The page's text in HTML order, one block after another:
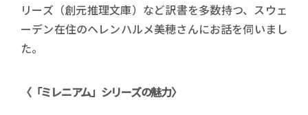
リーズ（創元推理文庫）など訳書を多数持つ、スウェ
ーデン在住のヘレンハルメ美穂さんにお話を伺いまし
た。
〈「ミレニアム」シリーズの魅力〉